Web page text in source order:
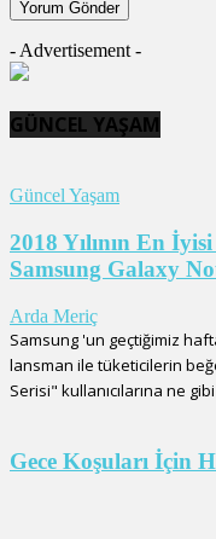
- Advertisement -
GÜNCEL YAŞAM
Güncel Yaşam
2018 Yılının En
Samsung Galaxy
Arda Meriç
Samsung 'un geçtiğimiz
lansman ile tüketicilerin
Serisi" kullanıcılarına ne
Gece Koşuları İçin